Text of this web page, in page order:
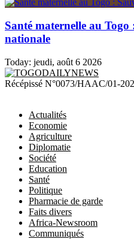
Santé maternelle au
nationale
Today: jeudi, août 6 2026
TOGODAILYNEWS
Récépissé N°0073/HAAC/01-
Actualités
Economie
Agriculture
Diplomatie
Société
Education
Santé
Politique
Pharmacie de garde
Faits divers
Africa-Newsroom
Communiqués